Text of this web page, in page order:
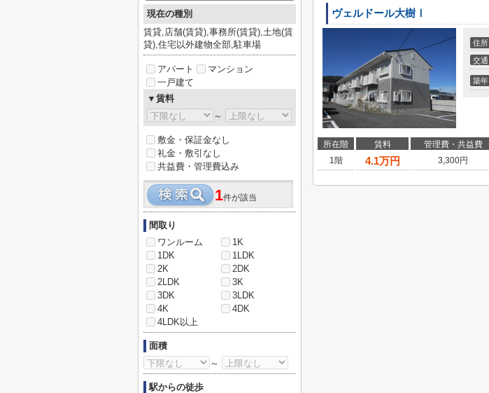
ヴェルドール大樹Ⅰ
住所
交通
築年
所在階 賃料 管理費・共益費
1階
4.1万円 3,300円
現在の種別
賃貸,店舗(賃貸),事務所(賃貸),土地(賃
貸),住宅以外建物全部,駐車場
アパート
マンション
一戸建て
▼賃料
～
敷金・保証金なし
礼金・敷引なし
共益費・管理費込み
1件が該当
間取り
ワンルーム
1K
1DK
1LDK
2K
2DK
2LDK
3K
3DK
3LDK
4K
4DK
4LDK以上
面積
～
駅からの徒歩